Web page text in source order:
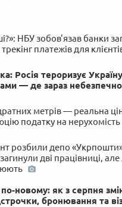
НБУ зобов'язав банки
платежів для
Росія тероризує
— де зараз небезпечно
метрів — реальна
податку на нерухомість
розбили депо
дві працівниці, але
по-новому: як з серпня
бронювання та